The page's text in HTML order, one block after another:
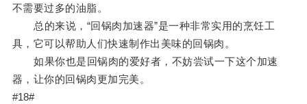
不需要过多的油脂。
总的来说，“回锅肉加速器”是一种非常实用的烹饪工
具，它可以帮助人们快速制作出美味的回锅肉。
如果你也是回锅肉的爱好者，不妨尝试一下这个加速
器，让你的回锅肉更加完美。
#18#